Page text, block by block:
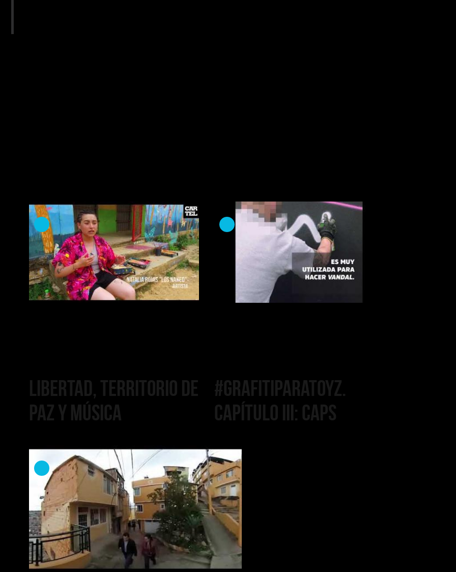
Libertad, territorio de
paz y música
Libertad, territorio de
paz y música
#GrafitiParaToyz.
Capítulo III: Caps
P
#GrafitiParaToyz.
Capítulo III: Caps
Sol Lunar Recorrido 360